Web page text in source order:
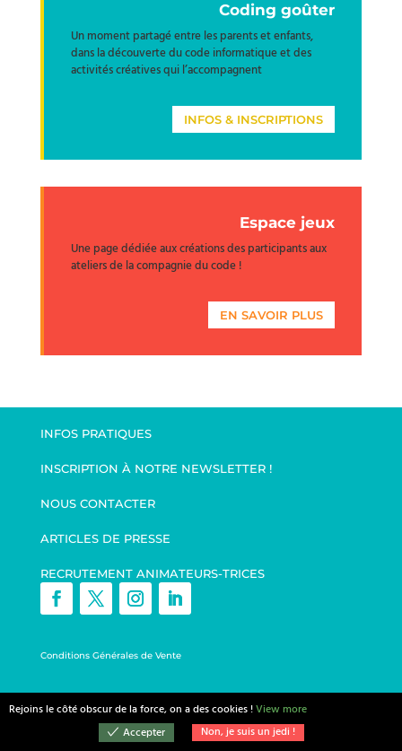
Coding goûter
Un moment partagé entre les parents et enfants,
dans la découverte du code informatique et des
activités créatives qui l’accompagnent
INFOS & INSCRIPTIONS
Espace jeux
Une page dédiée aux créations des participants aux
ateliers de la compagnie du code !
EN SAVOIR PLUS
INFOS PRATIQUES
INSCRIPTION À NOTRE NEWSLETTER !
NOUS CONTACTER
ARTICLES DE PRESSE
RECRUTEMENT ANIMATEURS-TRICES
Conditions Générales de Vente
Mentions légales
Site réalisé parl'Agence SAMBA
Rejoins le côté obscur de la force, on a des cookies !View more
Accepter
Non, je suis un jedi !